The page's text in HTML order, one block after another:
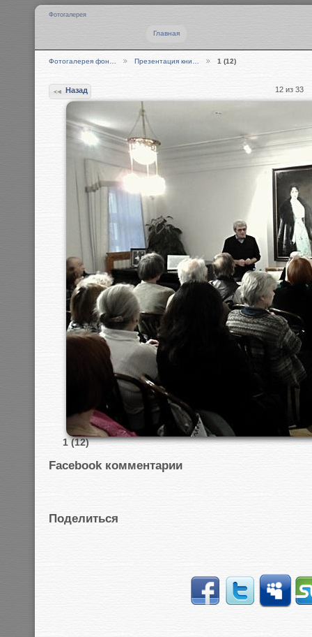
Фотогалерея
Главная
Фотогалерея фон… Презентация кни… 1 (12)
Назад 12 из 33
1 (12)
Facebook комментарии
Поделиться